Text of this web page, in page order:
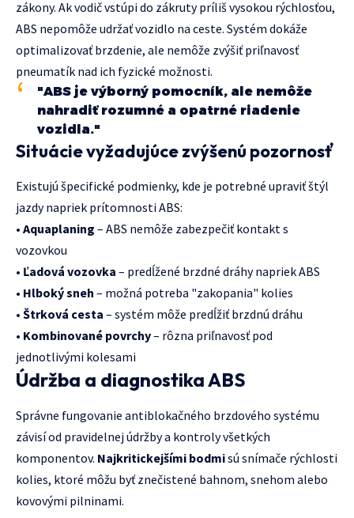
zákony. Ak vodič vstúpi do zákruty príliš vysokou rýchlosťou,
ABS nepomôže udržať vozidlo na ceste. Systém dokáže
optimalizovať brzdenie, ale nemôže zvýšiť priľnavosť
pneumatík nad ich fyzické možnosti.
"ABS je výborný pomocník, ale nemôže
nahradiť rozumné a opatrné riadenie
vozidla."
Situácie vyžadujúce zvýšenú pozornosť
Existujú špecifické podmienky, kde je potrebné upraviť štýl
jazdy napriek prítomnosti ABS:
• Aquaplaning – ABS nemôže zabezpečiť kontakt s
vozovkou
• Ľadová vozovka – predĺžené brzdné dráhy napriek ABS
• Hlboký sneh – možná potreba "zakopania" kolies
• Štrková cesta – systém môže predĺžiť brzdnú dráhu
• Kombinované povrchy– rôzna priľnavosť pod
jednotlivými kolesami
Údržba a diagnostika ABS
Správne fungovanie antiblokačného brzdového systému
závisí od pravidelnej údržby a kontroly všetkých
komponentov. Najkritickejšími bodmisú snímače rýchlosti
kolies, ktoré môžu byť znečistené bahnom, snehom alebo
kovovými pilninami.